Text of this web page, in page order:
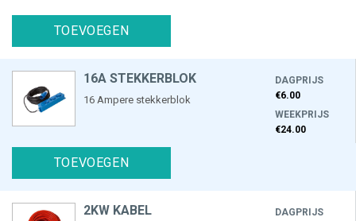
TOEVOEGEN
16A STEKKERBLOK
16 Ampere stekkerblok
DAGPRIJS
€6.00
WEEKPRIJS
€24.00
TOEVOEGEN
2KW KABEL
DAGPRIJS